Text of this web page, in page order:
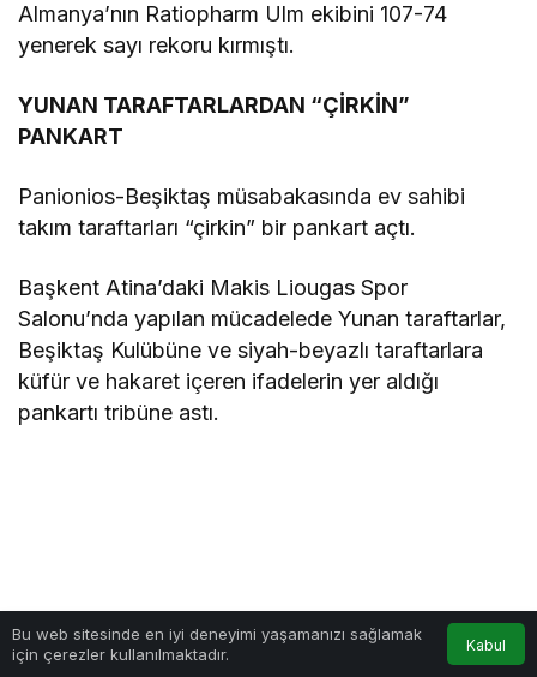
Almanya’nın Ratiopharm Ulm ekibini 107-74
yenerek sayı rekoru kırmıştı.
YUNAN TARAFTARLARDAN “ÇİRKİN”
PANKART
Panionios-Beşiktaş müsabakasında ev sahibi
takım taraftarları “çirkin” bir pankart açtı.
Başkent Atina’daki Makis Liougas Spor
Salonu’nda yapılan mücadelede Yunan taraftarlar,
Beşiktaş Kulübüne ve siyah-beyazlı taraftarlara
küfür ve hakaret içeren ifadelerin yer aldığı
pankartı tribüne astı.
Bu web sitesinde en iyi deneyimi yaşamanızı sağlamak
için çerezler kullanılmaktadır.
Kabul